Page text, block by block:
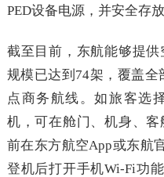
PED设备电源，并安全存放
截至目前，东航能够提
规模已达到74架，覆盖
点商务航线。如旅客选
机，可在舱门、机身、
前在东方航空App或东航
登机后打开手机Wi-Fi功